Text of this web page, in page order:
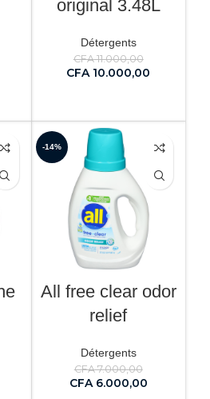
original 3.48L
Détergents
CFA11.000,00
CFA10.000,00
-14%
All free clear odor
relief
Détergents
CFA7.000,00
CFA6.000,00